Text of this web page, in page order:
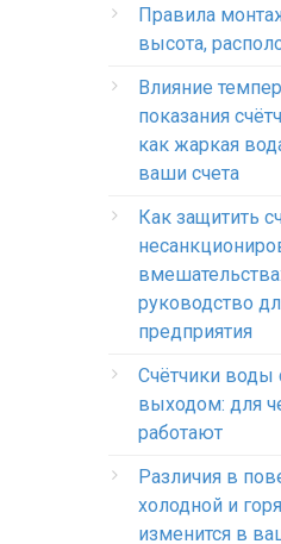
Правила
высота,
Влияние
показания
как жаркая
ваши счета
Как защитить
руководство
предприятия
Счётчики
выходом: для
работают
Различия в
холодной и
изменится в